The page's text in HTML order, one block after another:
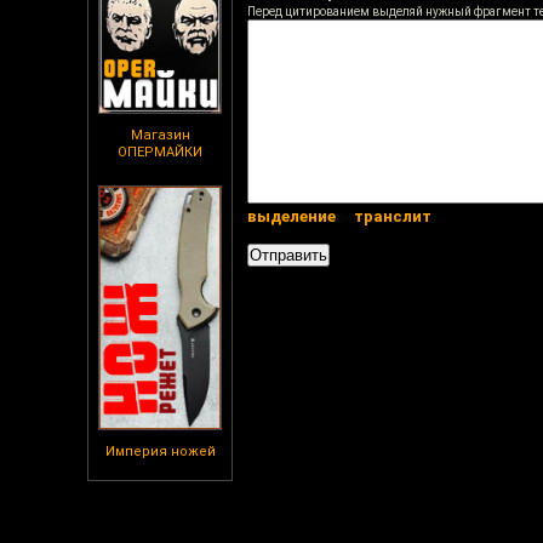
Магазин
ОПЕРМАЙКИ
Империя ножей
Перед цитированием выделяй нужный фрагмент
выделение транслит